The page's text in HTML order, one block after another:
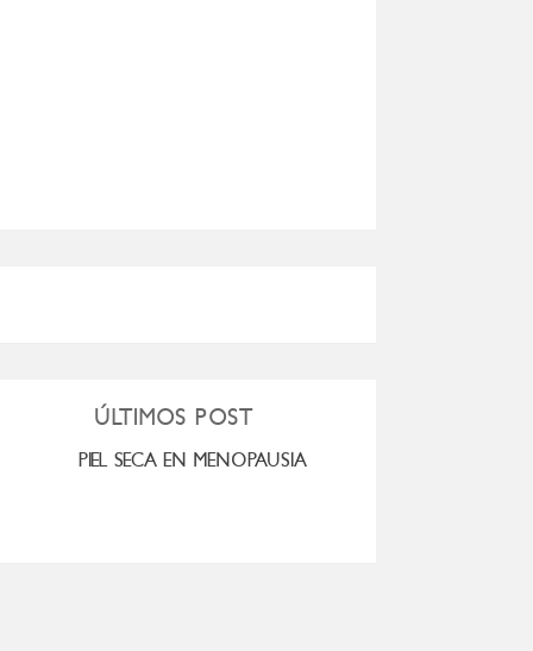
ÚLTIMOS POST
PIEL SECA EN MENOPAUSIA